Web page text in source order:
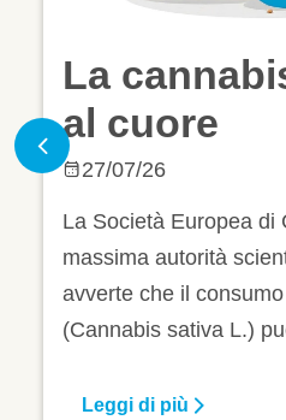
Trenta
noci al
14/07/26
Un alimento
dotato di un
in particolare
a pieni voti nella
Leggi di più
Previous